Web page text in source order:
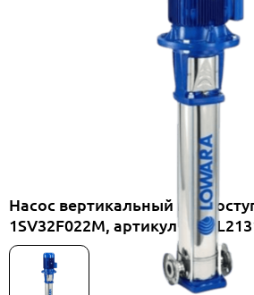
Насос вертикальный
1SV32F022M, артикул